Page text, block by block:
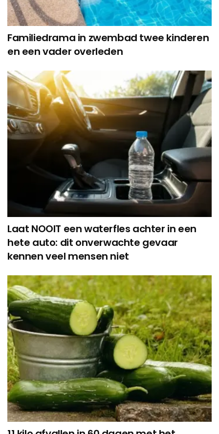
Familiedrama in zwembad twee kinderen
en een vader overleden
Laat NOOIT een waterfles achter in een
hete auto: dit onverwachte gevaar
kennen veel mensen niet